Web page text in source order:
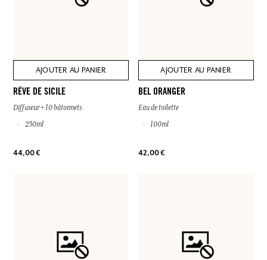
AJOUTER AU PANIER
RÊVE DE SICILE
Diffuseur + 10 bâtonnets
250ml
44,00 €
AJOUTER AU PANIER
BEL ORANGER
Eau de toilette
100ml
42,00 €